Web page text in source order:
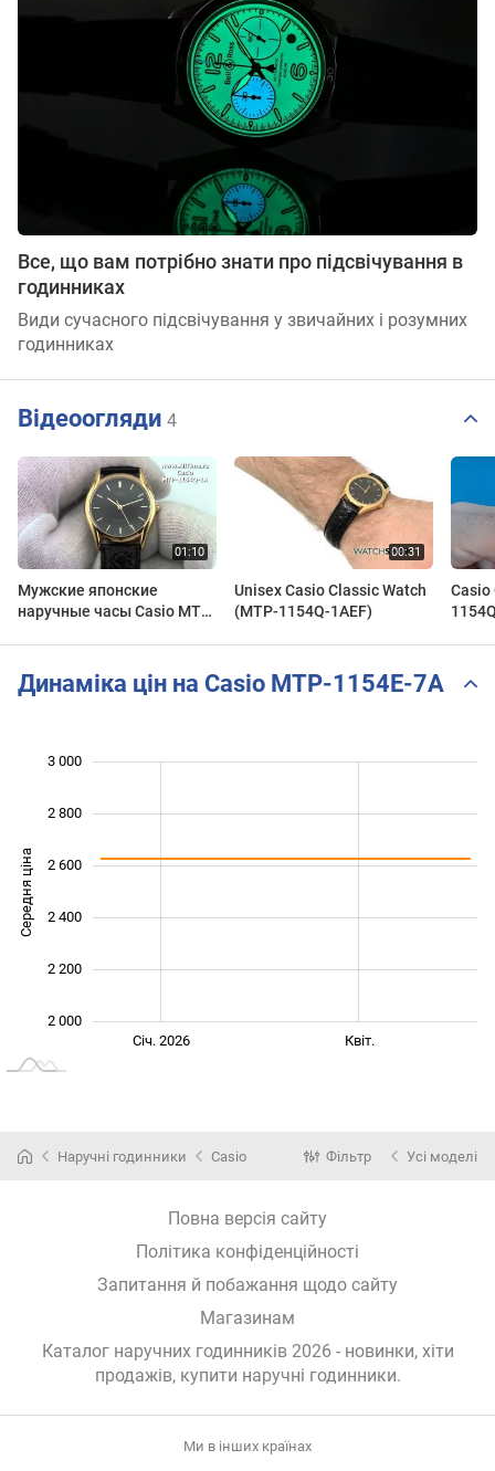
Все, що вам потрібно знати про підсвічування в
годинниках
Види сучасного підсвічування у звичайних і розумних
годинниках
Відеоогляди 4
Мужские японские
наручные часы Casio MTP-
Unisex Casio Classic Watch
(MTP-1154Q-1AEF)
Casio
Динаміка цін на Casio MTP-1154E-7A
Середня ціна
2 000
2 200
2 400
2 600
2 800
3 000
Січ. 2026 Квіт.
Наручні годинники Casio Фільтр Усі моделі
Повна версія сайту
Політика конфіденційності
Запитання й побажання щодо сайту
Магазинам
Каталог наручних годинників 2026 - новинки, хіти
продажів, купити наручні годинники.
Ми в інших країнах